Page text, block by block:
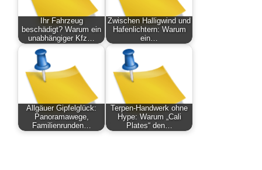
Ihr Fahrzeug
beschädigt? Warum ein
unabhängiger Kfz…
Zwischen Halligwind und
Hafenlichtern: Warum
ein…
Allgäuer Gipfelglück:
Panoramawege,
Familienrunden…
Terpen-Handwerk ohne
Hype: Warum „Cali
Plates“ den…